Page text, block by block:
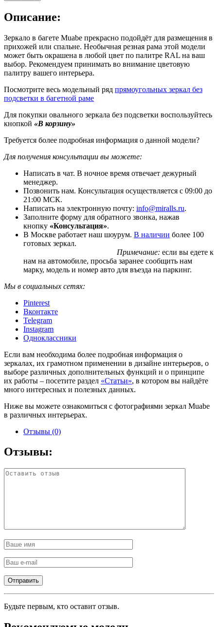
Описание:
Зеркало в багете Muabe прекрасно подойдёт для размещения в
прихожей или спальне. Необычная резная рама этой модели
может быть окрашена в любой цвет по палитре RAL на ваш
выбор. Рекомендуем принимать во внимание цветовую
палитру вашего интерьера.
Посмотрите весь модельный ряд прямоугольных зеркал без
подсветки в багетной раме
Для покупки овального зеркала без подсветки воспользуйтесь
кнопкой «В корзину»
Требуется более подробная информация о данной модели?
Для получения консультации вы можете:
Написать в чат. В ночное время отвечает дежурный
менеджер.
Позвонить нам. Консультация осуществляется с 09:00 до
21:00 МСК.
Написать на электронную почту: info@miralls.ru.
Заполните форму для обратного звонка, нажав
кнопку «Консультация».
В Москве работает наш шоурум. В наличии более 100
готовых зеркал.
Примечание: если вы едете к
нам на автомобиле, просьба заранее сообщить нам
марку, модель и номер авто для въезда на паркинг.
Мы в социальных сетях:
Pinterest
Вконтакте
Telegram
Instagram
Одноклассники
Если вам необходима более подробная информация о
зеркалах, их грамотном применении в дизайне интерьеров, о
выборе различных дополнительных функций и о принципе
их работы – посетите раздел «Статьи», в котором вы найдёте
много интересных и полезных данных.
Ниже вы можете ознакомиться с фотографиями зеркал Muabe
в различных интерьерах.
Отзывы (0)
Отзывы:
Будьте первым, кто оставит отзыв.